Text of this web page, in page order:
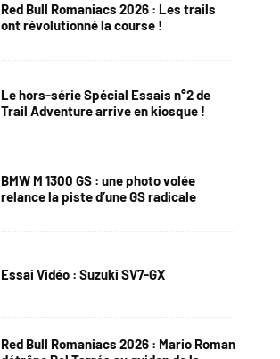
Red Bull Romaniacs 2026 : Les trails
ont révolutionné la course !
Le hors-série Spécial Essais n°2 de
Trail Adventure arrive en kiosque !
BMW M 1300 GS : une photo volée
relance la piste d’une GS radicale
Essai Vidéo : Suzuki SV7-GX
Red Bull Romaniacs 2026 : Mario Roman